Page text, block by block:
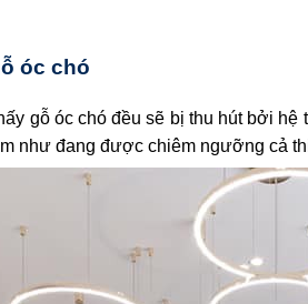
óc chó
gỗ óc chó đều sẽ bị thu hút bởi
như đang được chiêm ngưỡng cả